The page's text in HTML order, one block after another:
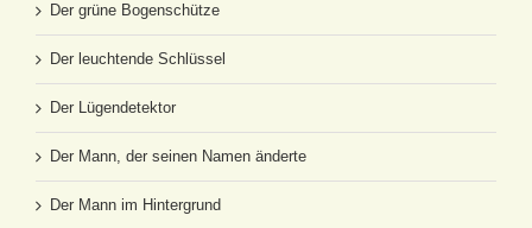
Der grüne Bogenschütze
Der leuchtende Schlüssel
Der Lügendetektor
Der Mann, der seinen Namen änderte
Der Mann im Hintergrund